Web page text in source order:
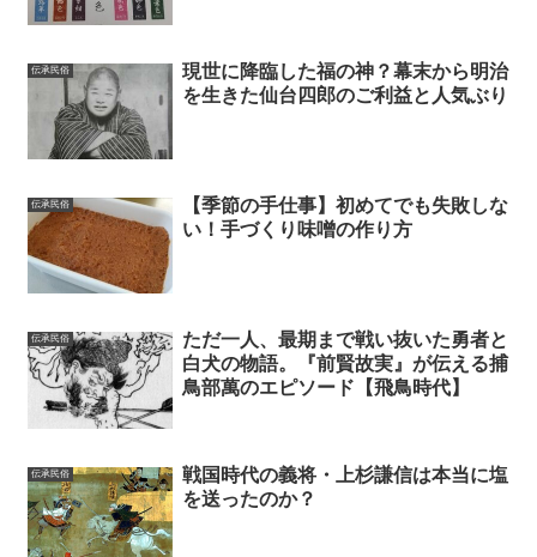
伝承民俗
現世に降臨した福の神？幕末から明治
を生きた仙台四郎のご利益と人気ぶり
伝承民俗
【季節の手仕事】初めてでも失敗しな
い！手づくり味噌の作り方
伝承民俗
ただ一人、最期まで戦い抜いた勇者と
白犬の物語。『前賢故実』が伝える捕
鳥部萬のエピソード【飛鳥時代】
伝承民俗
戦国時代の義将・上杉謙信は本当に塩
を送ったのか？